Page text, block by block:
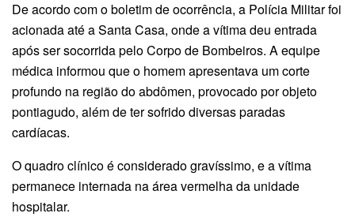
De acordo com o boletim de ocorrência, a Polícia Militar foi
acionada até a Santa Casa, onde a vítima deu entrada
após ser socorrida pelo Corpo de Bombeiros. A equipe
médica informou que o homem apresentava um corte
profundo na região do abdômen, provocado por objeto
pontiagudo, além de ter sofrido diversas paradas
cardíacas.
O quadro clínico é considerado gravíssimo, e a vítima
permanece internada na área vermelha da unidade
hospitalar.